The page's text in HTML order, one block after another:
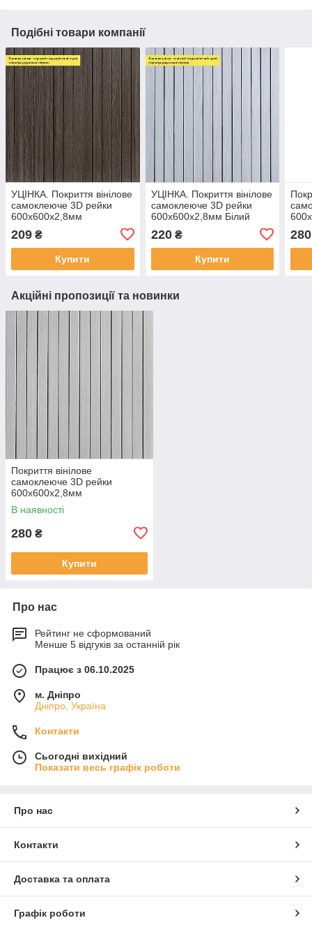
Подібні товари компанії
УЦІНКА. Покриття вінілове
самоклеюче 3D рейки
600х600х2,8мм
00002962
209 ₴
Купити
УЦІНКА. Покриття вінілове
самоклеюче 3D рейки
600х600х2,8мм Білий
220₴
Купити
280
Акційні пропозиції та новинки
Покриття вінілове
самоклеюче 3D рейки
600х600х2,8мм
Скандинавський білий шпон
SW-00002197
В наявності
280 ₴
Купити
Про нас
Рейтинг не сформований
Менше 5 відгуків за останній рік
Працює з 06.10.2025
м. Дніпро
Дніпро, Україна
Контакти
Сьогодні вихідний
Показати весь графік роботи
Про нас
Контакти
Доставка та оплата
Графік роботи